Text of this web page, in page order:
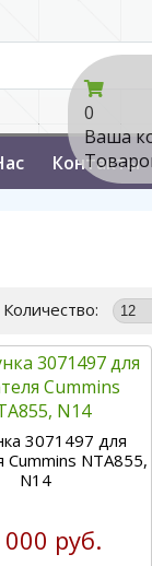
0
Ваша
Контакты
Количество:
3071497 для
Cummins NTA855,
N14
000 руб.